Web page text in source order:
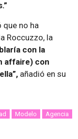
no ha
Roccuzzo, la
con la
affaire) con
añadió en su
Modelo Agencia